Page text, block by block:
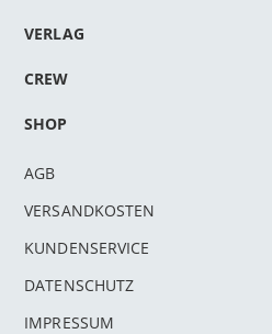
VERLAG
CREW
SHOP
AGB
VERSANDKOSTEN
KUNDENSERVICE
DATENSCHUTZ
IMPRESSUM